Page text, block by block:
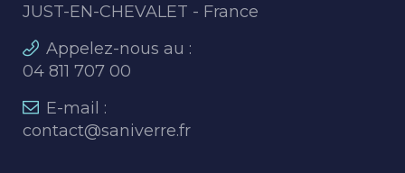
JUST-EN-CHEVALET - France
Appelez-nous au :
04 811 707 00
E-mail :
contact@saniverre.fr